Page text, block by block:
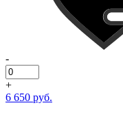
-
+
6 650 руб.